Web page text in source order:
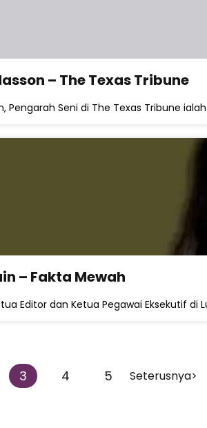
– The Texas Tribune
Pengarah Seni di The Texas Tribune
– Fakta Mewah
Editor dan Ketua Pegawai Eksekutif
3 4 5 Seterusnya>